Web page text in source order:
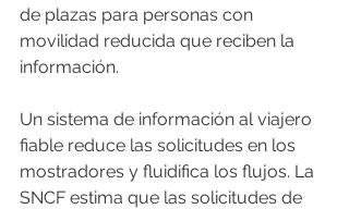
de plazas para personas con
movilidad reducida que reciben la
información.
Un sistema de información al viajero
fiable reduce las solicitudes en los
mostradores y fluidifica los flujos. La
SNCF estima que las solicitudes de